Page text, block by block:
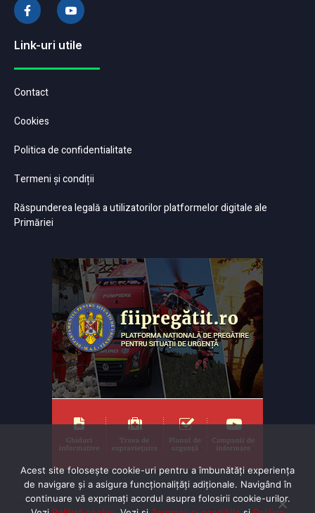
Link-uri utile
Contact
Cookies
Politica de confidentialitate
Termeni și condiții
Răspunderea legală a utilizatorilor platformelor digitale ale
Primăriei
Acest site folosește cookie-uri pentru a îmbunătăți experiența
de navigare și a asigura funcționalițăți adiționale. Navigând în
continuare vă exprimaţi acordul asupra folosirii cookie-urilor.